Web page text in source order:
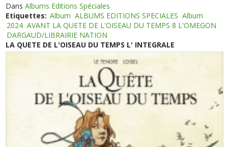
DansAlbums Editions Spéciales
Etiquettes: Album ALBUMS EDITIONS SPECIALES Album
2024 AVANT LA QUETE DE L'OISEAU DU TEMPS 8 L'OMEGON
DARGAUD/LIBRAIRIE NATION
LA QUETE DE L'OISEAU DU TEMPS L' INTEGRALE